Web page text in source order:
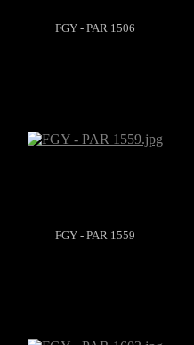
FGY - PAR 1506
FGY - PAR 1559